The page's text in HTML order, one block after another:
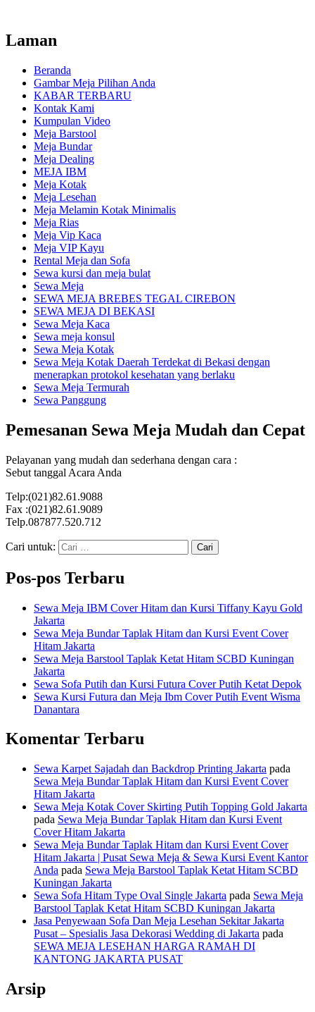
Laman
Beranda
Gambar Meja Pilihan Anda
KABAR TERBARU
Kontak Kami
Kumpulan Video
Meja Barstool
Meja Bundar
Meja Dealing
MEJA IBM
Meja Kotak
Meja Lesehan
Meja Melamin Kotak Minimalis
Meja Rias
Meja Vip Kaca
Meja VIP Kayu
Rental Meja dan Sofa
Sewa kursi dan meja bulat
Sewa Meja
SEWA MEJA BREBES TEGAL CIREBON
SEWA MEJA DI BEKASI
Sewa Meja Kaca
Sewa meja konsul
Sewa Meja Kotak
Sewa Meja Kotak Daerah Terdekat di Bekasi dengan
menerapkan protokol kesehatan yang berlaku
Sewa Meja Termurah
Sewa Panggung
Pemesanan Sewa Meja Mudah dan Cepat
Pelayanan yang mudah dan sederhana dengan cara :
Sebut tanggal Acara Anda
Telp:(021)82.61.9088
Fax :(021)82.61.9089
Telp.087877.520.712
Cari untuk:
Pos-pos Terbaru
Sewa Meja IBM Cover Hitam dan Kursi Tiffany Kayu Gold
Jakarta
Sewa Meja Bundar Taplak Hitam dan Kursi Event Cover
Hitam Jakarta
Sewa Meja Barstool Taplak Ketat Hitam SCBD Kuningan
Jakarta
Sewa Sofa Putih dan Kursi Futura Cover Putih Ketat Depok
Sewa Kursi Futura dan Meja Ibm Cover Putih Event Wisma
Danantara
Komentar Terbaru
Sewa Karpet Sajadah dan Backdrop Printing Jakarta pada
Sewa Meja Bundar Taplak Hitam dan Kursi Event Cover
Hitam Jakarta
Sewa Meja Kotak Cover Skirting Putih Topping Gold Jakarta
pada Sewa Meja Bundar Taplak Hitam dan Kursi Event
Cover Hitam Jakarta
Sewa Meja Bundar Taplak Hitam dan Kursi Event Cover
Hitam Jakarta | Pusat Sewa Meja & Sewa Kursi Event Kantor
Anda pada Sewa Meja Barstool Taplak Ketat Hitam SCBD
Kuningan Jakarta
Sewa Sofa Hitam Type Oval Single Jakarta pada Sewa Meja
Barstool Taplak Ketat Hitam SCBD Kuningan Jakarta
Jasa Penyewaan Sofa Dan Meja Lesehan Sekitar Jakarta
Pusat – Spesialis Jasa Dekorasi Wedding di Jakarta pada
SEWA MEJA LESEHAN HARGA RAMAH DI
KANTONG JAKARTA PUSAT
Arsip